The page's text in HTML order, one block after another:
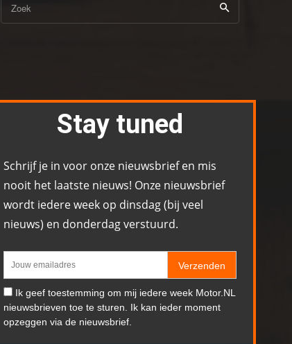
Zoek
Stay tuned
Schrijf je in voor onze nieuwsbrief en mis
nooit het laatste nieuws! Onze nieuwsbrief
wordt iedere week op dinsdag (bij veel
nieuws) en donderdag verstuurd.
Verzenden
Ik geef toestemming om mij iedere week Motor.NL
nieuwsbrieven toe te sturen. Ik kan ieder moment
opzeggen via de nieuwsbrief.